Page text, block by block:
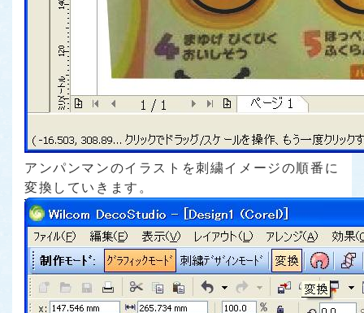
アンパンマンのイラストを刺繍イメージの順番に
変換していきます。